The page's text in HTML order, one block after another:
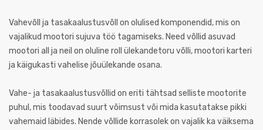
Vahevõll ja tasakaalustusvõll on olulised komponendid, mis on
vajalikud mootori sujuva töö tagamiseks. Need võllid asuvad
mootori all ja neil on oluline roll ülekandetoru võlli, mootori karteri
ja käigukasti vahelise jõuülekande osana.
Vahe- ja tasakaalustusvõllid on eriti tähtsad selliste mootorite
puhul, mis toodavad suurt võimsust või mida kasutatakse pikki
vahemaid läbides. Nende võllide korrasolek on vajalik ka väiksema